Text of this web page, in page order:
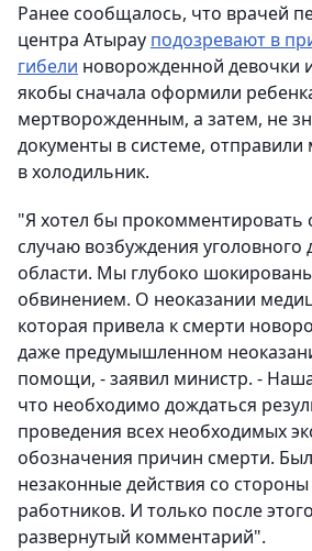
Ранее сообщалось, что врачей
центра Атырау подозревают в
гибели новорожденной девочки
якобы сначала оформили
мертворожденным, а затем, не
документы в системе,
в холодильник.
"Я хотел бы прокомментировать
случаю возбуждения уголовного
области. Мы глубоко
обвинением. О неоказании
которая привела к смерти
даже предумышленном
помощи, - заявил министр. -
что необходимо дождаться
проведения всех необходимых
обозначения причин смерти.
незаконные действия со
работников. И только после
развернутый комментарий".